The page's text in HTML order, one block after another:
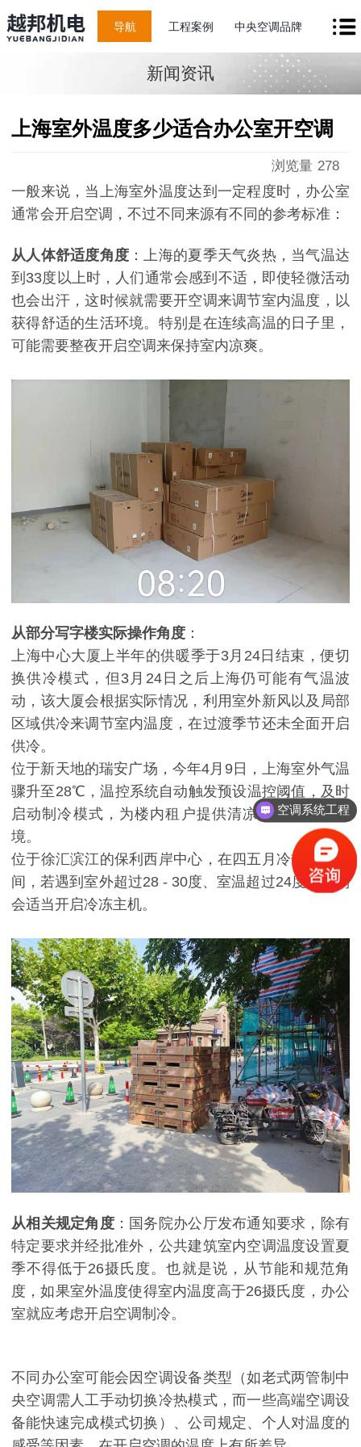
导航 工程案例 中央空调品牌
新闻资讯
上海室外温度多少适合办公室开空调
浏览量 278
一般来说，当上海室外温度达到一定程度时，办公室
通常会开启空调，不过不同来源有不同的参考标准：
从人体舒适度角度 ：上海的夏季天气炎热，当气温达
到33度以上时，人们通常会感到不适，即使轻微活动
也会出汗，这时候就需要开空调来调节室内温度，以
获得舒适的生活环境。特别是在连续高温的日子里，
可能需要整夜开启空调来保持室内凉爽。
从部分写字楼实际操作角度 ：
上海中心大厦上半年的供暖季于3月24日结束，便切
换供冷模式，但3月24日之后上海仍可能有气温波
动，该大厦会根据实际情况，利用室外新风以及局部
区域供冷来调节室内温度，在过渡季节还未全面开启
供冷。
位于新天地的瑞安广场，今年4月9日，上海室外气温
骤升至28℃，温控系统自动触发预设温控阈值，及时
启动制冷模式，为楼内租户提供清凉宜人的办公环
境。
位于徐汇滨江的保利西岸中心，在四五月冷热过渡期
间，若遇到室外超过28 - 30度、室温超过24度时，则
会适当开启冷冻主机。
从相关规定角度：国务院办公厅发布通知要求，除有
特定要求并经批准外，公共建筑室内空调温度设置夏
季不得低于26摄氏度。也就是说，从节能和规范角
度，如果室外温度使得室内温度高于26摄氏度，办公
室就应考虑开启空调制冷。
不同办公室可能会因空调设备类型（如老式两管制中
央空调需人工手动切换冷热模式，而一些高端空调设
备能快速完成模式切换）、公司规定、个人对温度的
空调系统工程